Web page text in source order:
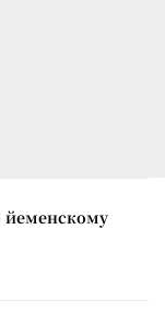
йеменскому